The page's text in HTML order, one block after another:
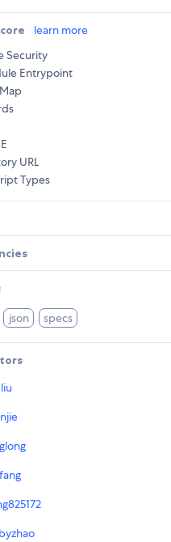
learn more
Security
Entrypoint
URL
Types
json specs